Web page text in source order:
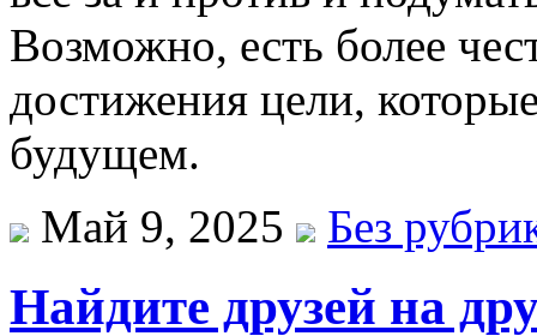
Возможно, есть более
достижения цели,
будущем.
Май 9, 2025
Без
Найдите друзей на